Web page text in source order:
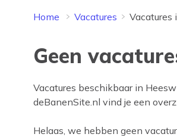
Home Vacatures
Geen
Vacatures beschikbaar in
deBanenSite.nl vind je een
Helaas, we hebben geen